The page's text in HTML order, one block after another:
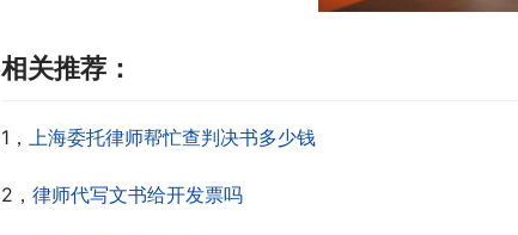
相关推荐：
1， 上海委托律师帮忙查判决书多少钱
2， 律师代写文书给开发票吗